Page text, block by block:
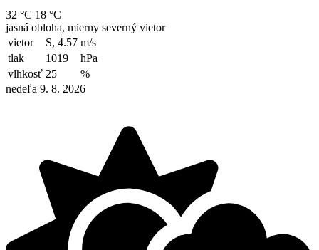
32 °C 18 °C
jasná obloha, mierny severný vietor
vietor
S, 4.57 m/s
tlak
1019
hPa
vlhkosť 25
%
nedeľa 9. 8. 2026